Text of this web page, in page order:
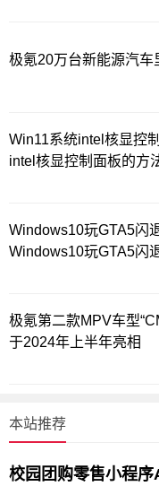
极氪20万台新能源汽车
Win11系统intel核显控
intel核显控制面板的方
Windows10玩GTA5闪
Windows10玩GTA5闪
极氪第二款MPV车型
于2024年上半年亮相
本站推荐
校园团购零售小程